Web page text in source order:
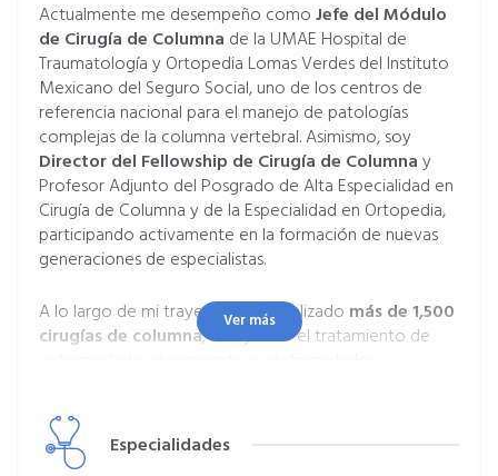
Actualmente me desempeño comoJefe del Módulo
de Cirugía de Columna de la UMAE Hospital de
Traumatología y Ortopedia Lomas Verdes del Instituto
Mexicano del Seguro Social, uno de los centros de
referencia nacional para el manejo de patologías
complejas de la columna vertebral. Asimismo, soy
Director del Fellowship de Cirugía de Columnay
Profesor Adjunto del Posgrado de Alta Especialidad en
Cirugía de Columna y de la Especialidad en Ortopedia,
participando activamente en la formación de nuevas
generaciones de especialistas.
A lo largo de mi trayectoria he realizado más de 1,500
cirugías de columna, incluyendo el tratamiento de
columna, además de participar en más de
procedimientos para la corrección de
deformidades espinales
Ver más
Especialidades